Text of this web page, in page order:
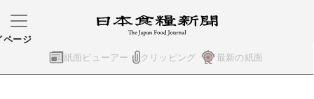
紙面ビューアー クリッピング 最新の紙面
ページ